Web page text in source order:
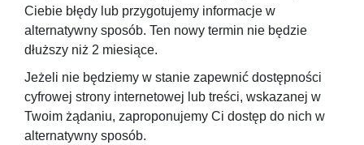
Ciebie błędy lub przygotujemy informacje w
alternatywny sposób. Ten nowy termin nie będzie
dłuższy niż 2 miesiące.
Jeżeli nie będziemy w stanie zapewnić dostępności
cyfrowej strony internetowej lub treści, wskazanej w
Twoim żądaniu, zaproponujemy Ci dostęp do nich w
alternatywny sposób.